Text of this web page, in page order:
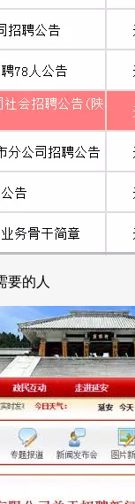
要的人